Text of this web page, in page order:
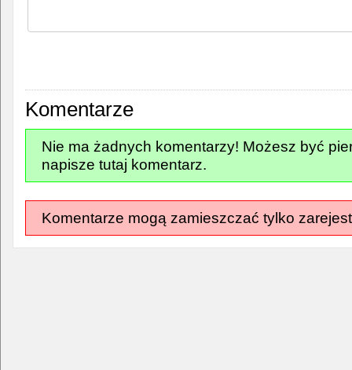
Komentarze
Nie ma żadnych komentarzy! Możesz być
napisze tutaj komentarz.
Komentarze mogą zamieszczać tylko